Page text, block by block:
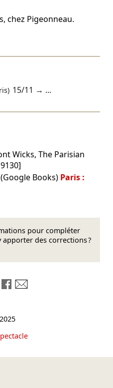
chez Pigeonneau.
15/11 → ...
Wicks, The Parisian
Books) Paris :
pour compléter
des corrections ?
sur LinkedIn
sur Mastodon
Partager sur Bluesky
Partager sur Facebook